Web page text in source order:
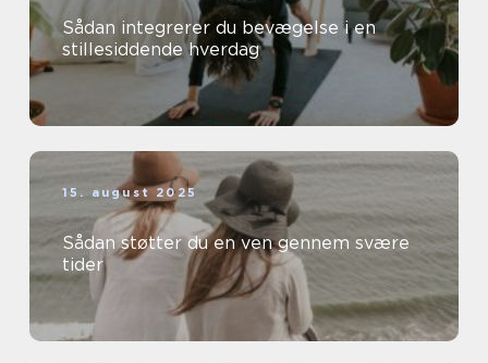
Sådan integrerer du bevægelse i en
stillesiddende hverdag
15. august 2025
Sådan støtter du en ven gennem svære
tider